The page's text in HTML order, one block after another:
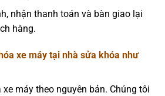
nhận thanh toán và bàn giao lại
hàng.
xe máy tại nhà sửa khóa như
máy theo nguyên bản. Chúng tôi